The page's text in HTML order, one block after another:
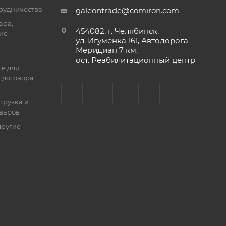
для
и
galeontrade@comiron.com
454082, г. Челябинск,
ул. Игуменка 161, Автодорога
Меридиан 7 км,
ост. Реабилитационный центр